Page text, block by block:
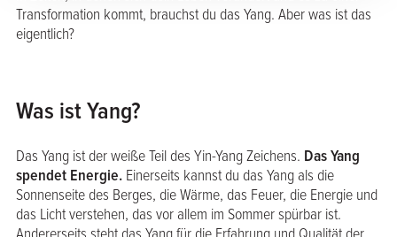
Transformation kommt, brauchst du das Yang. Aber was ist das
eigentlich?
Was ist Yang?
Das Yang ist der weiße Teil des Yin-Yang Zeichens. Das Yang
spendet Energie. Einerseits kannst du das Yang als die
Sonnenseite des Berges, die Wärme, das Feuer, die Energie und
das Licht verstehen, das vor allem im Sommer spürbar ist.